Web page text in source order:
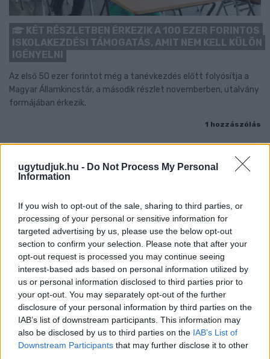
ugytudjuk.hu - Do Not Process My Personal
Information
If you wish to opt-out of the sale, sharing to third parties, or
processing of your personal or sensitive information for
targeted advertising by us, please use the below opt-out
section to confirm your selection. Please note that after your
opt-out request is processed you may continue seeing
interest-based ads based on personal information utilized by
us or personal information disclosed to third parties prior to
your opt-out. You may separately opt-out of the further
disclosure of your personal information by third parties on the
IAB’s list of downstream participants. This information may
also be disclosed by us to third parties on the IAB’s List of
Downstream Participants that may further disclose it to other
KÉT RÉSZLETBEN ÉRKEZIK A 100 EZER FORINTOS
ISKOLAKEZDÉSI TÁMOGATÁS, AMIT NEM KELL KÜLÖN
IGÉNYELNI
Az első 50 ezer forintot még a tanévkezdés előtt folyósítja a
Magyar Államkincstár, a második részlet novemberben, utalvány
formájában érkezik.
1 hozzászólás
PIKNIK ITALOK: ÍZEK ÉS ÉLMÉNYEK A SZABADBAN